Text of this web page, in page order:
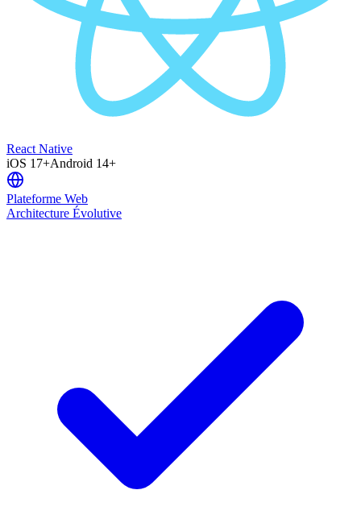
React Native
iOS 17+Android 14+
Plateforme Web
Architecture Évolutive